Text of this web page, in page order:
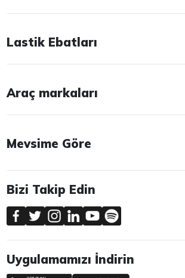
Lastik Ebatları
Araç markaları
Mevsime Göre
Bizi Takip Edin
Uygulamamızı İndirin